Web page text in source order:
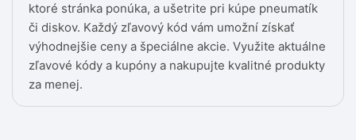
ktoré stránka ponúka, a ušetrite pri kúpe pneumatík
či diskov. Každý zľavový kód vám umožní získať
výhodnejšie ceny a špeciálne akcie. Využite aktuálne
zľavové kódy a kupóny a nakupujte kvalitné produkty
za menej.